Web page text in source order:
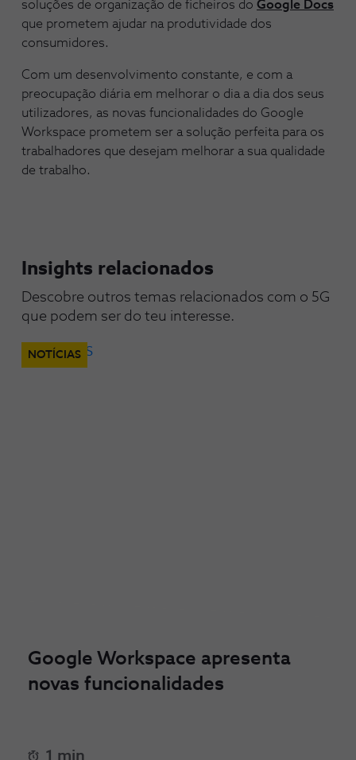
soluções de organização de ficheiros do Google Docs
que prometem ajudar na produtividade dos
consumidores.
Com um desenvolvimento constante, e com a
preocupação diária em melhorar o dia a dia dos seus
utilizadores, as novas funcionalidades do Google
Workspace prometem ser a solução perfeita para os
trabalhadores que desejam melhorar a sua qualidade
de trabalho.
Insights relacionados
Descobre outros temas relacionados com o 5G
que podem ser do teu interesse.
NOTÍCIAS
Google Workspace apresenta
novas funcionalidades
1 min